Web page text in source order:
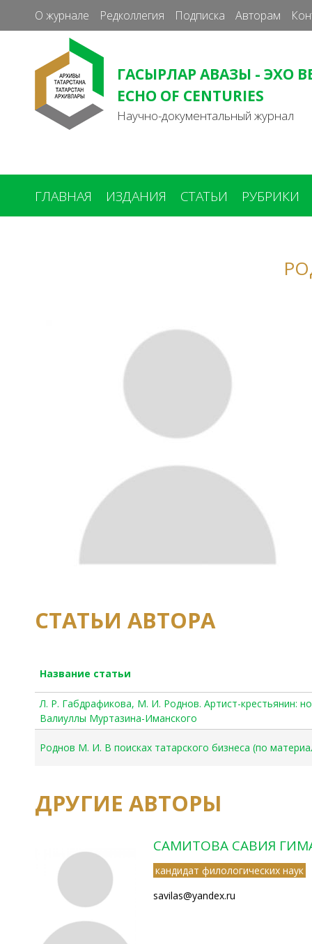
О журнале Редколлегия Подписка Авторам
ГАСЫРЛАР АВАЗЫ - ЭХО
ECHO OF CENTURIES
Научно-документальный журнал
ГЛАВНАЯ ИЗДАНИЯ СТАТЬИ РУБРИКИ
СТАТЬИ АВТОРА
Название статьи
Л. Р. Габдрафикова, М. И. Роднов. Артист-крестьянин:
Валиуллы Муртазина-Иманского
Роднов М. И. В поисках татарского бизнеса (по
ДРУГИЕ АВТОРЫ
САМИТОВА САВИЯ
кандидат филологических наук
savilas@yandex.ru